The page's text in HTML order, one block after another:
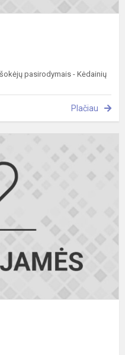
pasirodymais - Kėdainių
Plačiau